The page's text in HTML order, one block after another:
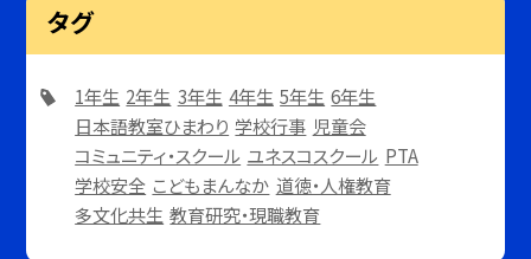
タグ
1年生 2年生 3年生 4年生 5年生 6年生
日本語教室ひまわり 学校行事 児童会
コミュニティ・スクール ユネスコスクール PTA
学校安全 こどもまんなか 道徳・人権教育
多文化共生 教育研究・現職教育